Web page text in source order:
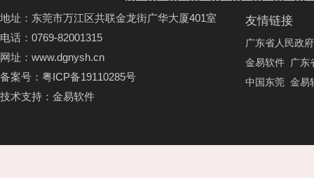
地址：东莞市万江区共联金龙街广华大厦401室
电话：0769-82001315
网址：www.dgnysh.cn
备案号： 粤ICP备19110285号
技术支持： 金易软件
友情链接
广东省人民政府
金易软件
广东
中国东莞 金易